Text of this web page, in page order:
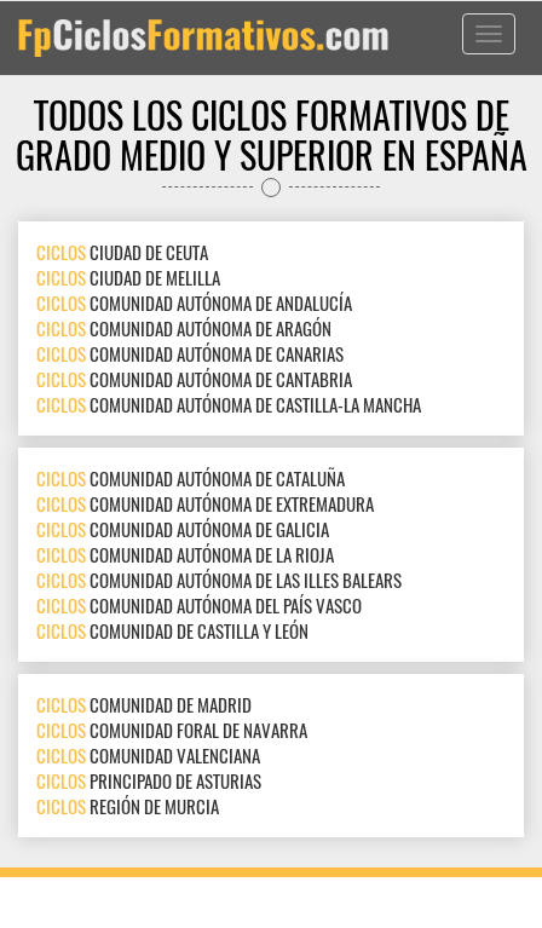
Toggle
TODOS LOS CICLOS FORMATIVOS DE
GRADO MEDIO Y SUPERIOR EN ESPAÑA
CICLOSCIUDAD DE CEUTA
CICLOSCIUDAD DE MELILLA
CICLOSCOMUNIDAD AUTÓNOMA DE ANDALUCÍA
CICLOSCOMUNIDAD AUTÓNOMA DE ARAGÓN
CICLOSCOMUNIDAD AUTÓNOMA DE CANARIAS
CICLOSCOMUNIDAD AUTÓNOMA DE CANTABRIA
CICLOSCOMUNIDAD AUTÓNOMA DE CASTILLA-LA MANCHA
CICLOSCOMUNIDAD AUTÓNOMA DE CATALUÑA
CICLOSCOMUNIDAD AUTÓNOMA DE EXTREMADURA
CICLOSCOMUNIDAD AUTÓNOMA DE GALICIA
CICLOSCOMUNIDAD AUTÓNOMA DE LA RIOJA
CICLOSCOMUNIDAD AUTÓNOMA DE LAS ILLES BALEARS
CICLOSCOMUNIDAD AUTÓNOMA DEL PAÍS VASCO
CICLOSCOMUNIDAD DE CASTILLA Y LEÓN
CICLOSCOMUNIDAD DE MADRID
CICLOSCOMUNIDAD FORAL DE NAVARRA
CICLOSCOMUNIDAD VALENCIANA
CICLOSPRINCIPADO DE ASTURIAS
CICLOSREGIÓN DE MURCIA